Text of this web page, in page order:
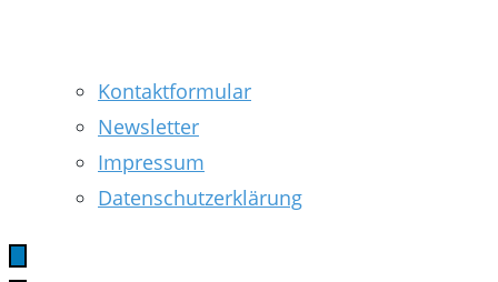
Kontaktformular
Newsletter
Impressum
Datenschutzerklärung